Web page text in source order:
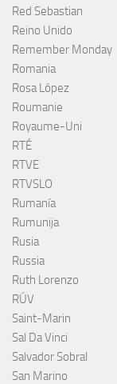
Red Sebastian
Reino Unido
Remember Monday
Romania
Rosa López
Roumanie
Royaume-Uni
RTÉ
RTVE
RTVSLO
Rumanía
Rumunija
Rusia
Russia
Ruth Lorenzo
RÚV
Saint-Marin
Sal Da Vinci
Salvador Sobral
San Marino